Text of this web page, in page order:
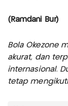
(Ramdani Bur)
Bola Okezone
akurat, dan
internasional.
tetap